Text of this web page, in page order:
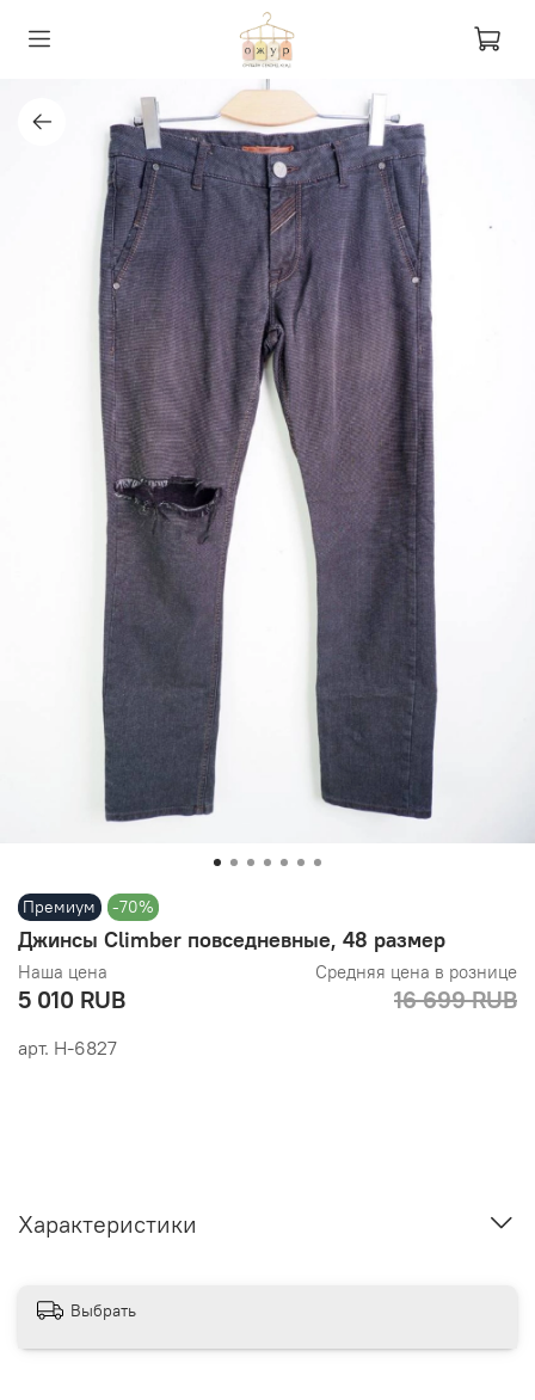
Премиум -70%
арт. Н-6827
Джинсы Climber повседневные, 48 размер
Наша цена
5 010 RUB
Средняя цена в рознице
16 699 RUB
Характеристики
Выбрать